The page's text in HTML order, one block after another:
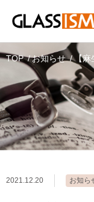
TOP お知らせ 【麻
2021.12.20 お知ら